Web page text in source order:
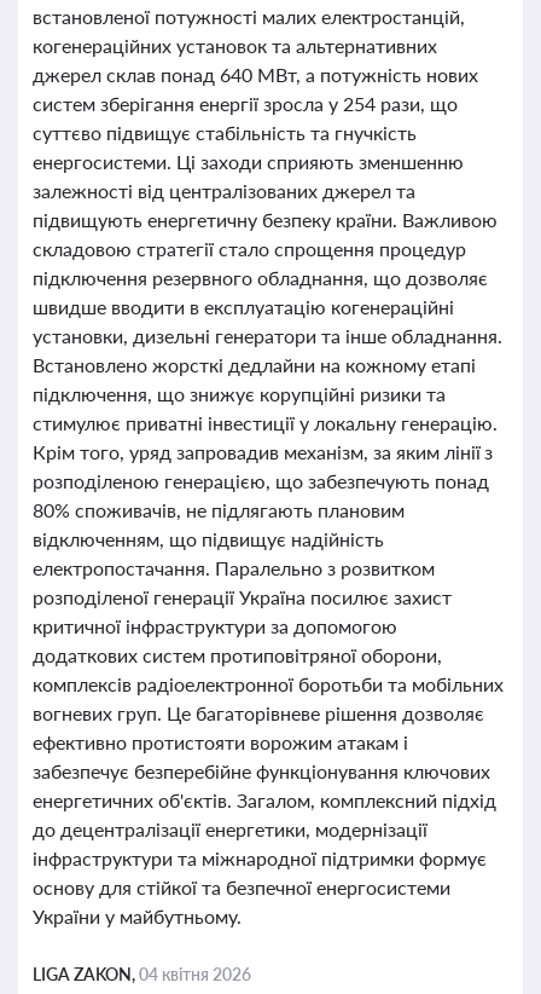
встановленої потужності малих електростанцій,
когенераційних установок та альтернативних
джерел склав понад 640 МВт, а потужність нових
систем зберігання енергії зросла у 254 рази, що
суттєво підвищує стабільність та гнучкість
енергосистеми. Ці заходи сприяють зменшенню
залежності від централізованих джерел та
підвищують енергетичну безпеку країни. Важливою
складовою стратегії стало спрощення процедур
підключення резервного обладнання, що дозволяє
швидше вводити в експлуатацію когенераційні
установки, дизельні генератори та інше обладнання.
Встановлено жорсткі дедлайни на кожному етапі
підключення, що знижує корупційні ризики та
стимулює приватні інвестиції у локальну генерацію.
Крім того, уряд запровадив механізм, за яким лінії з
розподіленою генерацією, що забезпечують понад
80% споживачів, не підлягають плановим
відключенням, що підвищує надійність
електропостачання. Паралельно з розвитком
розподіленої генерації Україна посилює захист
критичної інфраструктури за допомогою
додаткових систем протиповітряної оборони,
комплексів радіоелектронної боротьби та мобільних
вогневих груп. Це багаторівневе рішення дозволяє
ефективно протистояти ворожим атакам і
забезпечує безперебійне функціонування ключових
енергетичних об'єктів. Загалом, комплексний підхід
до децентралізації енергетики, модернізації
інфраструктури та міжнародної підтримки формує
основу для стійкої та безпечної енергосистеми
України у майбутньому.
LIGA ZAKON,04 квітня 2026